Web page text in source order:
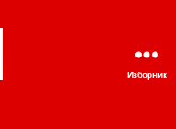
Изборник